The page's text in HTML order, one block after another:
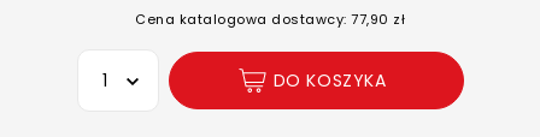
Cena katalogowa dostawcy: 77,90 zł
Wybierz opcję
DO KOSZYKA